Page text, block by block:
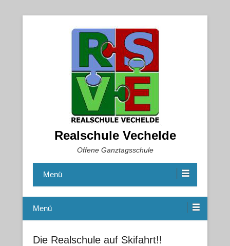
Realschule Vechelde
Offene Ganztagsschule
Menü
Menü
Die Realschule auf Skifahrt!!